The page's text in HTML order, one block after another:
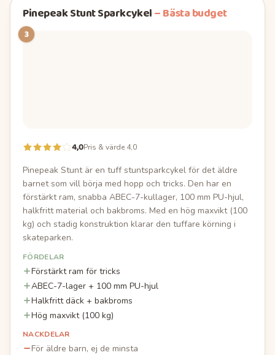
Pinepeak Stunt Sparkcykel–Bästa budget
3
4,0Pris & värde 4,0
Pinepeak Stunt är en tuff stuntsparkcykel för det äldre
barnet som vill börja med hopp och tricks. Den har en
förstärkt ram, snabba ABEC-7-kullager, 100 mm PU-hjul,
halkfritt material och bakbroms. Med en hög maxvikt (100
kg) och stadig konstruktion klarar den tuffare körning i
skateparken.
FÖRDELAR
Förstärkt ram för tricks
ABEC-7-lager + 100 mm PU-hjul
Halkfritt däck + bakbroms
Hög maxvikt (100 kg)
NACKDELAR
För äldre barn, ej de minsta